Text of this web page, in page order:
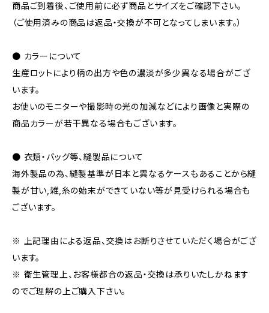
商品ご到着後、ご使用前に必ず商品とサイズをご確認下さい。
（ご使用済みの商品は返品・交換が不可となってしまいます。）
● カラーについて
生産ロットにより柄の出方や色の濃淡が多少異なる場合がござ
います。
お使いのモニターや撮影時の光の加減などにより画像と実際の
商品カラーが若干異なる場合もございます。
● 衣類・バッグ等、縫製品について
海外製品の為、縫製基準が日本と異なるケースもあることから縫
製が甘い,雑,糸の始末ができていない等が見受けられる場合も
ございます。
※ 上記理由による返品、交換はお断りさせていただく場合がござ
います。
※ 衛生管理上、お客様都合の返品・交換は承りいたしかねます
のでご理解の上ご購入下さい。